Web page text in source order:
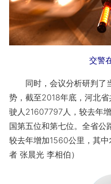
交警
同时，会议分析研判了
势，截至2018年底，河北
驶人21607797人，较去年
国第五位和第七位。全省公
较去年增加1560公里，其
者 张晨光 李相伯）